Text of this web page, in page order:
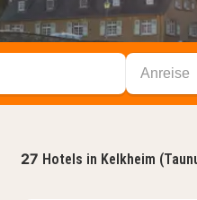
Anreise
27 Hotels in Kelkheim